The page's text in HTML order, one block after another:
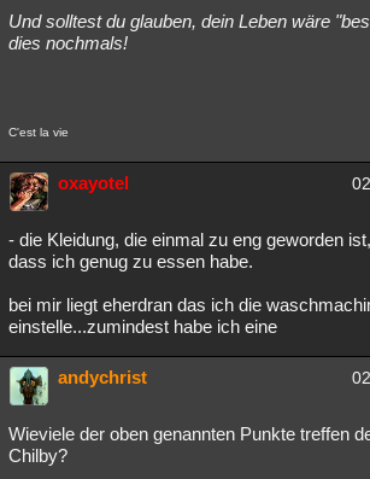
Und solltest du glauben, dein Leben wäre
dies nochmals!
C'est la vie
oxayotel
- die Kleidung, die einmal zu eng geworden
dass ich genug zu essen habe.
bei mir liegt eherdran das ich die
einstelle...zumindest habe ich eine
andychrist
Wieviele der oben genannten Punkte treffen
Chilby?